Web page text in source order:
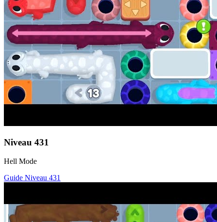
Niveau 431
Hell Mode
Guide Niveau 431